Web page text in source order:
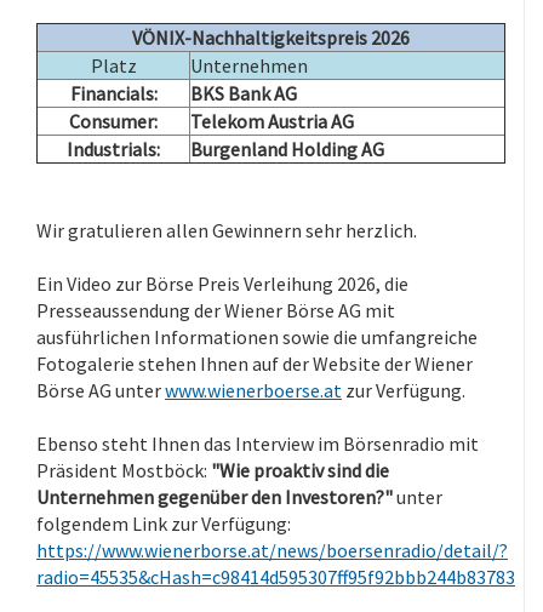
VÖNIX-Nachhaltigkeitspreis 2026
Platz
Unternehmen
Financials:
BKS Bank AG
Consumer:
Telekom Austria AG
Industrials:
Burgenland Holding AG
Wir gratulieren allen Gewinnern sehr herzlich.
Ein Video zur Börse Preis Verleihung 2026, die
Presseaussendung der Wiener Börse AG mit
ausführlichen Informationen sowie die umfangreiche
Fotogalerie stehen Ihnen auf der Website der Wiener
Börse AG unterwww.wienerboerse.at zur Verfügung.
Ebenso steht Ihnen das Interview im Börsenradio mit
Präsident Mostböck: "Wie proaktiv sind die
Unternehmen gegenüber den Investoren?"unter
folgendem Link zur Verfügung:
https://www.wienerborse.at/news/boersenradio/detail/?
radio=45535&cHash=c98414d595307ff95f92bbb244b83783